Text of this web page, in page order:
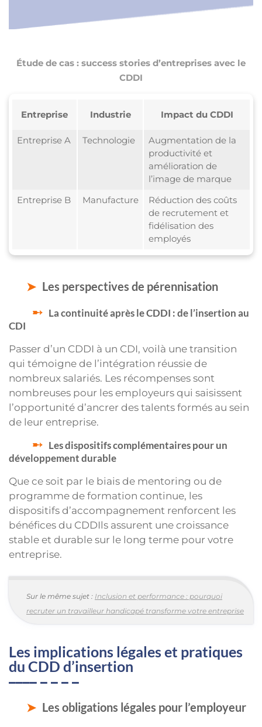
Étude de cas : success stories d’entreprises avec le
CDDI
Entreprise Industrie Impact du CDDI
Entreprise A Technologie
Augmentation de la
productivité et
amélioration de
l’image de marque
Entreprise B
Manufacture
Réduction des coûts
de recrutement et
fidélisation des
employés
Les perspectives de pérennisation
La continuité après le CDDI : de l’insertion au
CDI
Passer d’un CDDI à un CDI, voilà une transition
qui témoigne de l’intégration réussie de
nombreux salariés. Les récompenses sont
nombreuses pour les employeurs qui saisissent
l’opportunité d’ancrer des talents formés au sein
de leur entreprise.
Les dispositifs complémentaires pour un
développement durable
Que ce soit par le biais de mentoring ou de
programme de formation continue, les
dispositifs d’accompagnement renforcent les
bénéfices du CDDIls assurent une croissance
stable et durable sur le long terme pour votre
entreprise.
Sur le même sujet : Inclusion et performance : pourquoi
recruter un travailleur handicapé transforme votre entreprise
Les implications légales et pratiques
du CDD d’insertion
Les obligations légales pour l’employeur